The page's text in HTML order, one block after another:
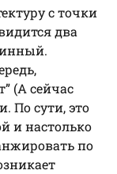
с точки
два
(А сейчас
По сути, это
и настолько
по